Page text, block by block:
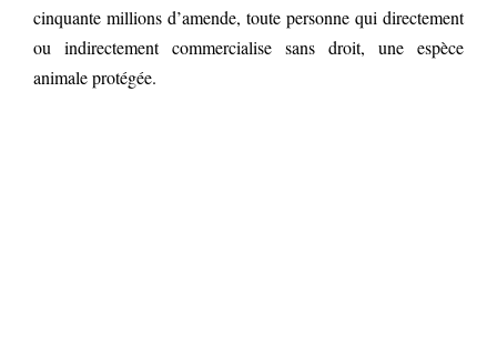
cinquante millions d’amende, toute personne qui directement
ou indirectement commercialise sans droit, une espèce
animale protégée.